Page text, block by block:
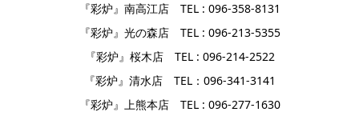
『彩炉』南高江店 TEL : 096-358-8131
『彩炉』光の森店 TEL : 096-213-5355
『彩炉』桜木店 TEL : 096-214-2522
『彩炉』清水店 TEL：096-341-3141
『彩炉』上熊本店 TEL : 096-277-1630